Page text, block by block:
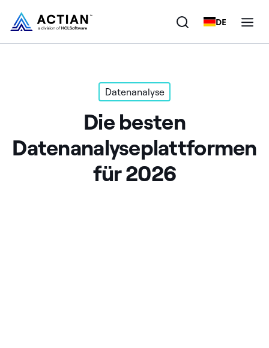
DE
Datenanalyse
Die besten
Datenanalyseplattformen
für 2026